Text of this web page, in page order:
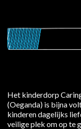
Het kinderdorp
(Oeganda) is bijna
kinderen dagelijks
veilige plek om op te